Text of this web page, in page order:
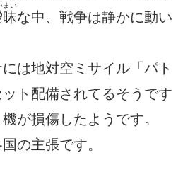
昧
まい
な中、戦争は静かに動い
は地対空ミサイル「パト
ト配備されてるそうです
が損傷したようです。
の主張です。